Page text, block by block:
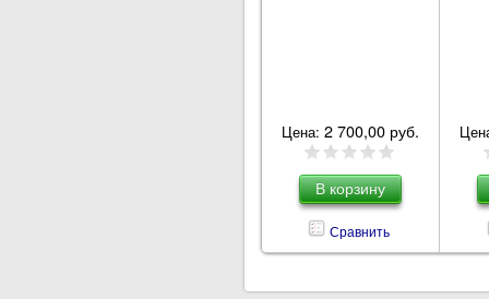
Цена: 2 700,00 руб.
Сравнить